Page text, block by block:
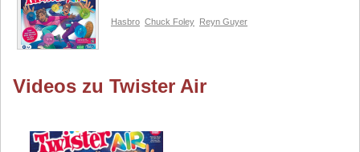
Hasbro Chuck Foley Reyn Guyer
Videos zu Twister Air